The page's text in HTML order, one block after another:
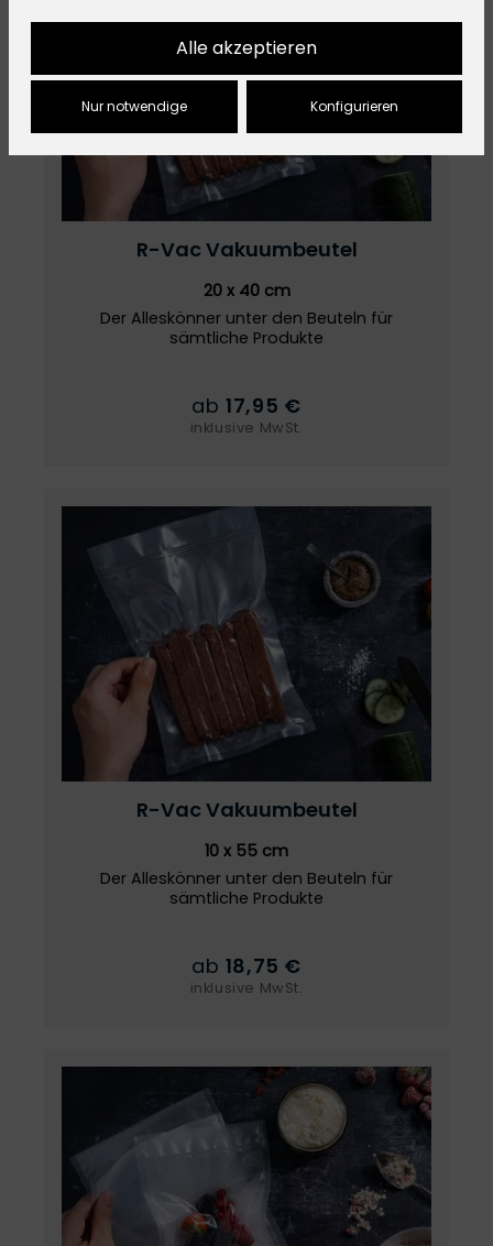
R-Vac Vakuumbeutel
20 x 40 cm
Der Alleskönner unter den Beuteln für
sämtliche Produkte
ab17,95 €
inklusive MwSt.
R-Vac Vakuumbeutel
10 x 55 cm
Der Alleskönner unter den Beuteln für
sämtliche Produkte
ab 18,75 €
inklusive MwSt.
Alle akzeptieren
Nur notwendige Konfigurieren